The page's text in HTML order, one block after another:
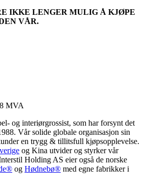
IKKE LENGER MULIG Å KJØPE
VÅR.
MVA
og interiørgrossist, som har forsynt det
Vår solide globale organisasjon sin
en trygg & tillitsfull kjøpsopplevelse.
og Kina utvider og styrker vår
Holding AS eier også de norske
og Hødnebø® med egne fabrikker i